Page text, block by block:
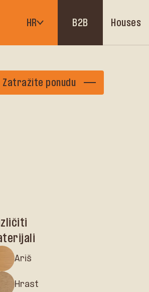
HR B2B Houses
Zatražite ponudu
Ariš
Hrast